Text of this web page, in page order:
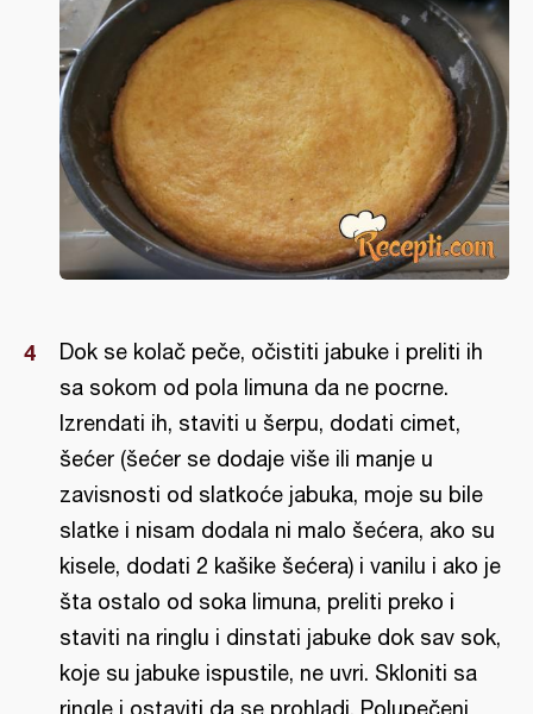
Dok se kolač peče, očistiti jabuke i preliti ih
sa sokom od pola limuna da ne pocrne.
Izrendati ih, staviti u šerpu, dodati cimet,
šećer (šećer se dodaje više ili manje u
zavisnosti od slatkoće jabuka, moje su bile
slatke i nisam dodala ni malo šećera, ako su
kisele, dodati 2 kašike šećera) i vanilu i ako je
šta ostalo od soka limuna, preliti preko i
staviti na ringlu i dinstati jabuke dok sav sok,
koje su jabuke ispustile, ne uvri. Skloniti sa
ringle i ostaviti da se prohladi. Polupečeni